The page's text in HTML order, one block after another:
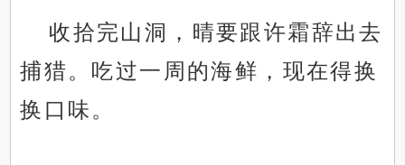
收拾完山洞，晴要跟许霜辞出去
捕猎。吃过一周的海鲜，现在得换
换口味。